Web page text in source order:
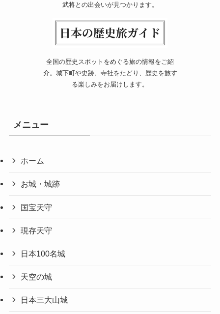
武将との出会いが見つかります。
全国の歴史スポットをめぐる旅の情報をご紹
介。城下町や史跡、寺社をたどり、歴史を旅す
る楽しみをお届けします。
メニュー
ホーム
お城・城跡
国宝天守
現存天守
日本100名城
天空の城
日本三大山城